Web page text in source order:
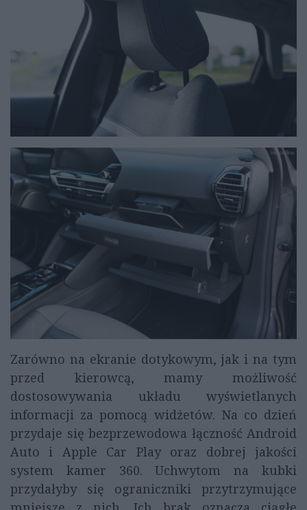
Zarówno na ekranie dotykowym, jak i na tym
przed kierowcą, mamy możliwość
dostosowywania układu wyświetlanych
informacji za pomocą widżetów. Na co dzień
przydaje się bezprzewodowa łączność Android
Auto i Apple Car Play oraz dobrej jakości
system kamer 360. Uchwytom na kubki
przydałyby się ograniczniki przytrzymujące